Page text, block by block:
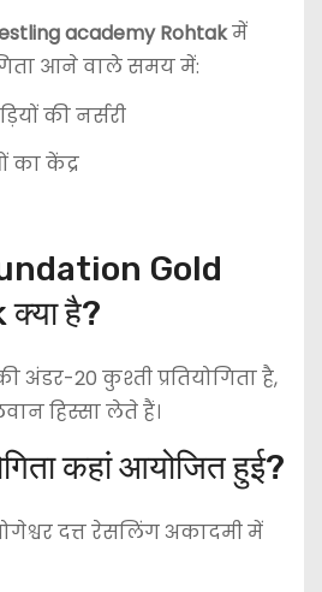
academy Rohtakमें
आने वाले समय में:
की नर्सरी
का केंद्र
Gold
है?
अंडर-20 कुश्ती प्रतियोगिता है,
हिस्सा लेते हैं।
कहां आयोजित हुई?
दत्त रेसलिंग अकादमी में